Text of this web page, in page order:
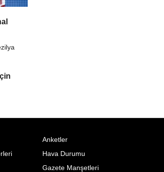
Anketler
Hava Durumu
Gazete Manşetleri